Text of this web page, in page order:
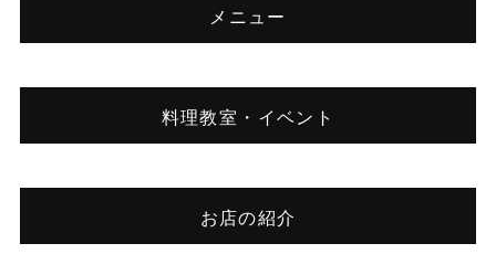
メニュー
料理教室・イベント
お店の紹介